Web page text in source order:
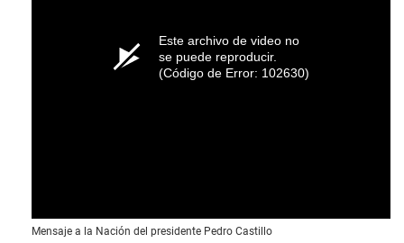
Este archivo de video no
se puede reproducir.
(Código de Error: 102630)
Mensaje a la Nación del presidente Pedro Castillo